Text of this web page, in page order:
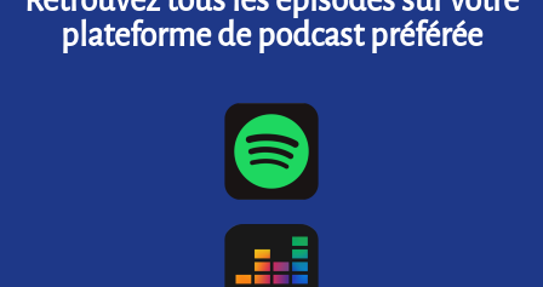
plateforme de podcast préférée